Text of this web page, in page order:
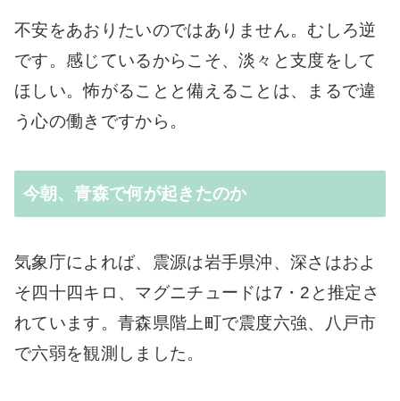
不安をあおりたいのではありません。むしろ逆
です。感じているからこそ、淡々と支度をして
ほしい。怖がることと備えることは、まるで違
う心の働きですから。
今朝、青森で何が起きたのか
気象庁によれば、震源は岩手県沖、深さはおよ
そ四十四キロ、マグニチュードは7・2と推定さ
れています。青森県階上町で震度六強、八戸市
で六弱を観測しました。